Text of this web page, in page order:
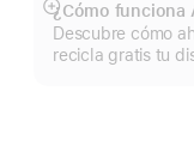
¿Cómo funciona
Descubre cómo
recicla gratis tu
Mostrar
más